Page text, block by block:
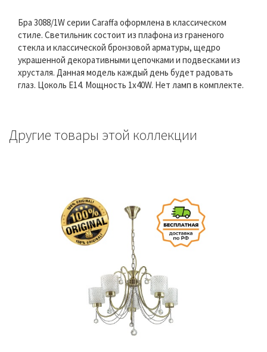
Бра 3088/1W серии Caraffa оформлена в классическом
стиле. Светильник состоит из плафона из граненого
стекла и классической бронзовой арматуры, щедро
украшенной декоративными цепочками и подвесками из
хрусталя. Данная модель каждый день будет радовать
глаз. Цоколь E14. Мощность 1x40W. Нет ламп в комплекте.
Другие товары этой коллекции